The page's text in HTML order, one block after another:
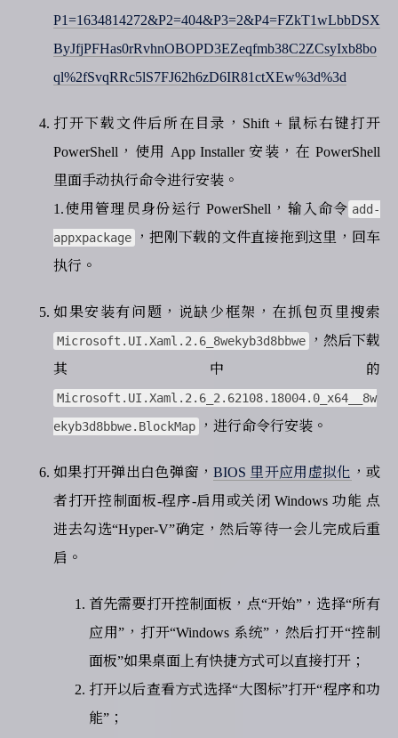
P1=1634814272&P2=404&P3=2&P4=FZkT1wLbbDSX
ByJfjPFHas0rRvhnOBOPD3EZeqfmb38C2ZCsyIxb8bo
ql%2fSvqRRc5lS7FJ62h6zD6IR81ctXEw%3d%3d
打开下载文件后所在目录，Shift + 鼠标右键打开
PowerShell，使用 App Installer 安装，在 PowerShell
里面手动执行命令进行安装。
1.使用管理员身份运行 PowerShell，输入命令 add-
appxpackage
，把刚下载的文件直接拖到这里，回车
执行。
如果安装有问题，说缺少框架，在抓包页里搜索
Microsoft.UI.Xaml.2.6_8wekyb3d8bbwe
，然后下载
其中的
Microsoft.UI.Xaml.2.6_2.62108.18004.0_x64__8w
ekyb3d8bbwe.BlockMap
，进行命令行安装。
如果打开弹出白色弹窗， BIOS 里开应用虚拟化 ，或
者打开控制面板-程序-启用或关闭 Windows 功能 点
进去勾选“Hyper-V”确定，然后等待一会儿完成后重
启。
首先需要打开控制面板，点“开始”，选择“所有
应用”，打开“Windows 系统”，然后打开“控制
面板”如果桌面上有快捷方式可以直接打开；
打开以后查看方式选择“大图标”打开“程序和功
能”；